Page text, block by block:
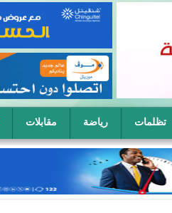
تظلمات رياضة مقابلات